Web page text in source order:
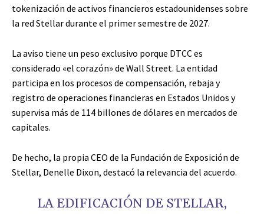
tokenización de activos financieros estadounidenses sobre
la red Stellar durante el primer semestre de 2027.
La aviso tiene un peso exclusivo porque DTCC es
considerado «el corazón» de Wall Street. La entidad
participa en los procesos de compensación, rebaja y
registro de operaciones financieras en Estados Unidos y
supervisa más de 114 billones de dólares en mercados de
capitales.
De hecho, la propia CEO de la Fundación de Exposición de
Stellar, Denelle Dixon, destacó la relevancia del acuerdo.
LA EDIFICACIÓN DE STELLAR,